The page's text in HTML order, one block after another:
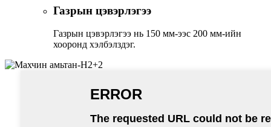
Газрын цэвэрлэгээ
Газрын цэвэрлэгээ нь 150 мм-ээс 200 мм-ийн
хооронд хэлбэлздэг.